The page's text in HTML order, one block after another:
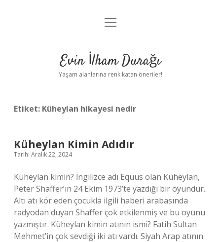
Anasayfa
Yasal Uyarı
menüyü
Evin İlham Durağı
Yaşam alanlarına renk katan öneriler!
Etiket: Küheylan hikayesi nedir
Küheylan Kimin Adıdır
Tarih: Aralık 22, 2024
Küheylan kimin? İngilizce adı Equus olan Küheylan,
Peter Shaffer’ın 24 Ekim 1973’te yazdığı bir oyundur.
Altı atı kör eden çocukla ilgili haberi arabasında
radyodan duyan Shaffer çok etkilenmiş ve bu oyunu
yazmıştır. Küheylan kimin atının ismi? Fatih Sultan
Mehmet’in çok sevdiği iki atı vardı. Siyah Arap atının